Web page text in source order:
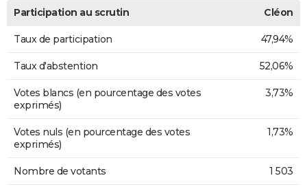
Participation au scrutin Cléon
Taux de participation 47,94%
Taux d'abstention 52,06%
Votes blancs (en pourcentage des votes
exprimés)
3,73%
Votes nuls (en pourcentage des votes
exprimés)
1,73%
Nombre de votants 1 503